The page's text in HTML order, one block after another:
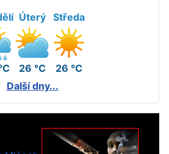
Úterý
26 °C
Středa
26 °C
Další dny...